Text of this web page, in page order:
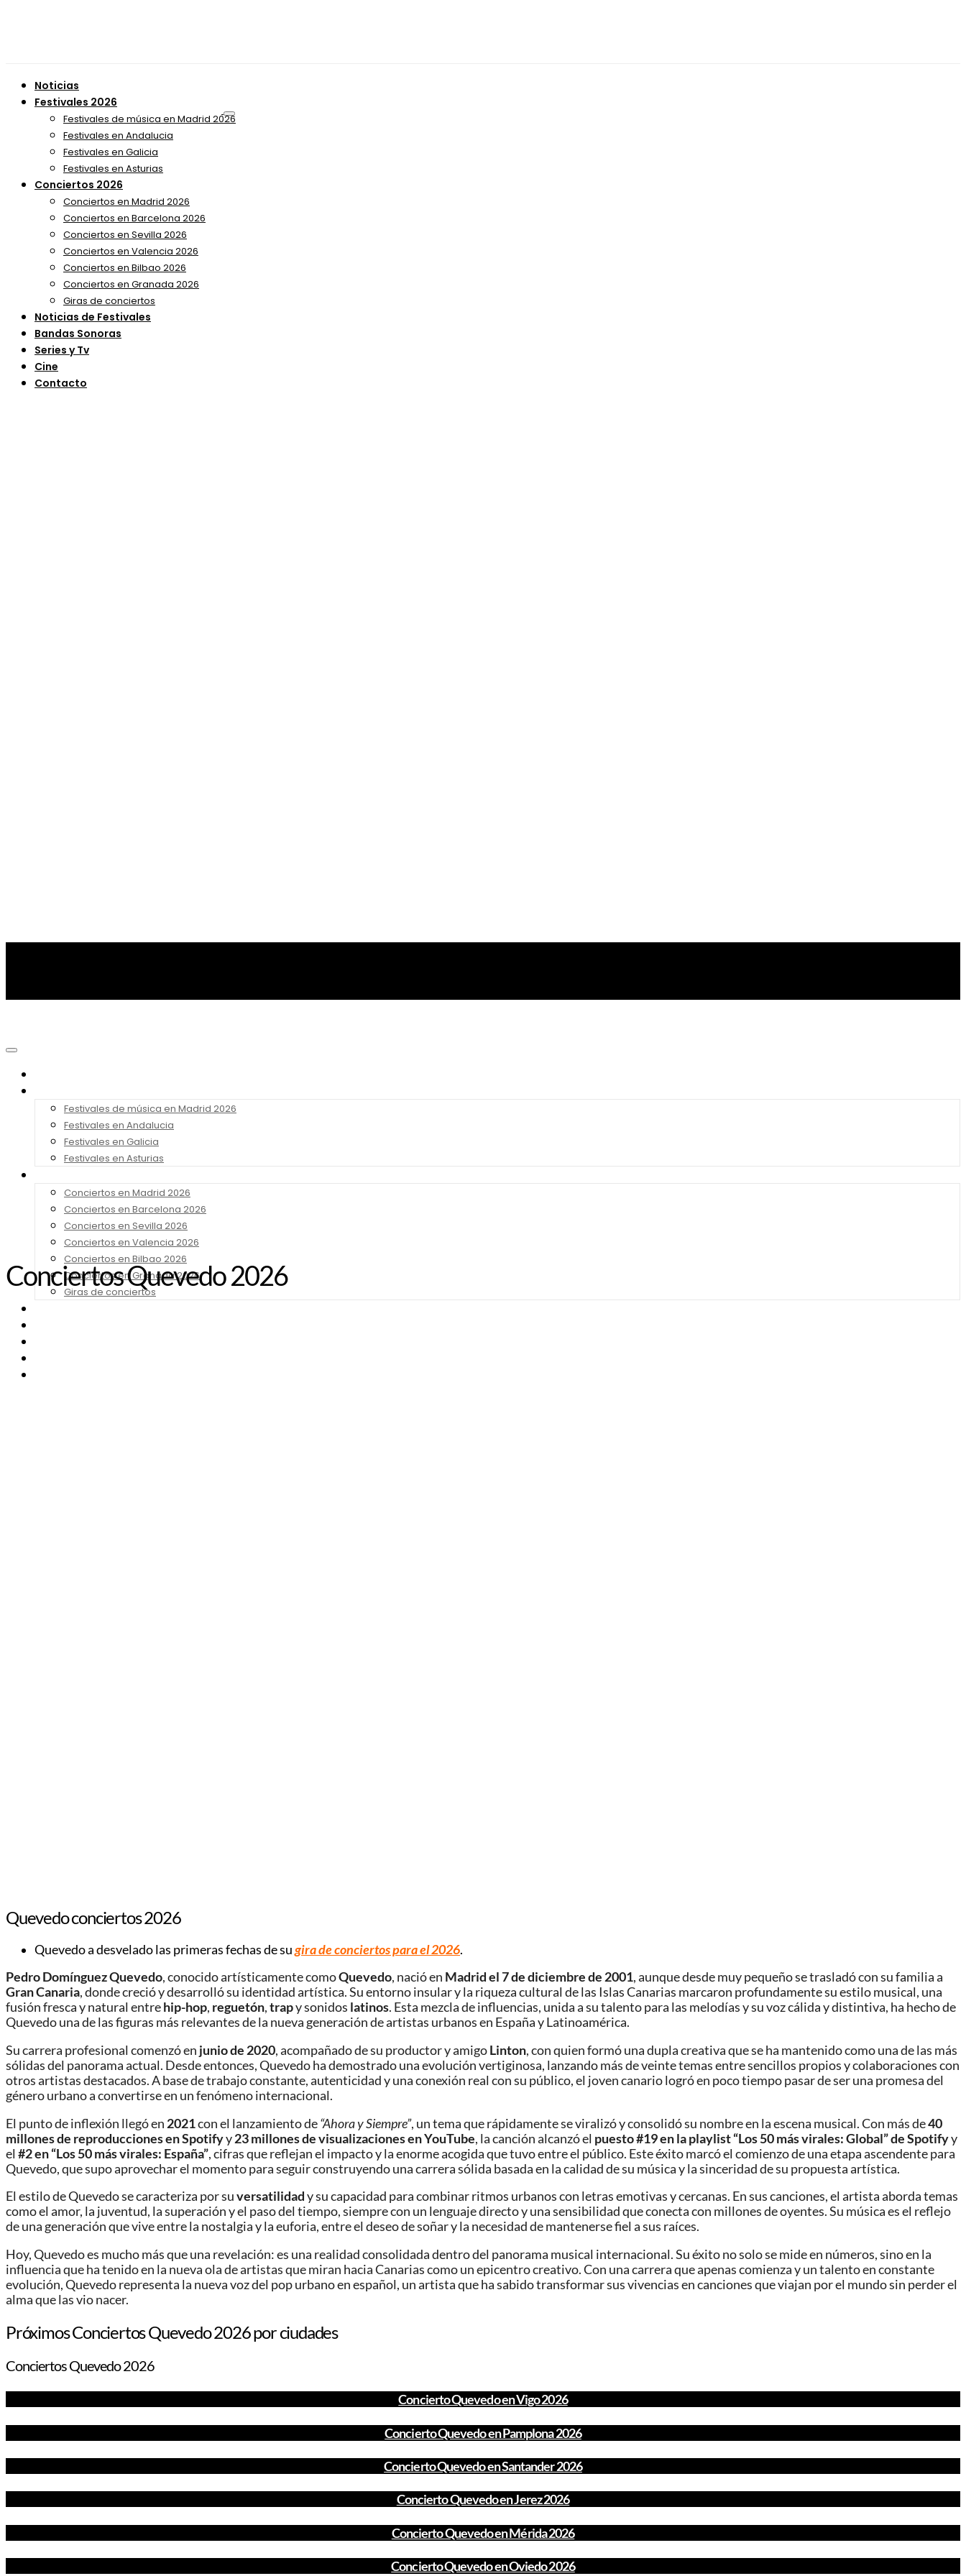
Noticias
Festivales 2026
Festivales de música en Madrid 2026
Festivales en Andalucia
Festivales en Galicia
Festivales en Asturias
Conciertos 2026
Conciertos en Madrid 2026
Conciertos en Barcelona 2026
Conciertos en Sevilla 2026
Conciertos en Valencia 2026
Conciertos en Bilbao 2026
Conciertos en Granada 2026
Giras de conciertos
Noticias de Festivales
Bandas Sonoras
Series y Tv
Cine
Contacto
Festivales de música en Madrid 2026
Festivales en Andalucia
Festivales en Galicia
Festivales en Asturias
Conciertos en Madrid 2026
Conciertos en Barcelona 2026
Conciertos en Sevilla 2026
Conciertos en Valencia 2026
Conciertos en Bilbao 2026
Conciertos en Granada 2026
Giras de conciertos
Conciertos Quevedo 2026
Quevedo conciertos 2026
Quevedo a desvelado las primeras fechas de sugira de conciertos para el 2026.
Pedro Domínguez Quevedo, conocido artísticamente comoQuevedo, nació en Madrid el 7 de diciembre de 2001, aunque desde muy pequeño se trasladó con su familia a
Gran Canaria, donde creció y desarrolló su identidad artística. Su entorno insular y la riqueza cultural de las Islas Canarias marcaron profundamente su estilo musical, una
fusión fresca y natural entrehip-hop, reguetón,trapy sonidos latinos. Esta mezcla de influencias, unida a su talento para las melodías y su voz cálida y distintiva, ha hecho de
Quevedo una de las figuras más relevantes de la nueva generación de artistas urbanos en España y Latinoamérica.
Su carrera profesional comenzó en junio de 2020, acompañado de su productor y amigoLinton, con quien formó una dupla creativa que se ha mantenido como una de las más
sólidas del panorama actual. Desde entonces, Quevedo ha demostrado una evolución vertiginosa, lanzando más de veinte temas entre sencillos propios y colaboraciones con
otros artistas destacados. A base de trabajo constante, autenticidad y una conexión real con su público, el joven canario logró en poco tiempo pasar de ser una promesa del
género urbano a convertirse en un fenómeno internacional.
El punto de inflexión llegó en 2021con el lanzamiento de“Ahora y Siempre”, un tema que rápidamente se viralizó y consolidó su nombre en la escena musical. Con más de40
millones de reproducciones en Spotifyy23 millones de visualizaciones en YouTube, la canción alcanzó el puesto #19 en la playlist “Los 50 más virales: Global” de Spotifyy
el #2 en “Los 50 más virales: España”, cifras que reflejan el impacto y la enorme acogida que tuvo entre el público. Este éxito marcó el comienzo de una etapa ascendente para
Quevedo, que supo aprovechar el momento para seguir construyendo una carrera sólida basada en la calidad de su música y la sinceridad de su propuesta artística.
El estilo de Quevedo se caracteriza por suversatilidady su capacidad para combinar ritmos urbanos con letras emotivas y cercanas. En sus canciones, el artista aborda temas
como el amor, la juventud, la superación y el paso del tiempo, siempre con un lenguaje directo y una sensibilidad que conecta con millones de oyentes. Su música es el reflejo
de una generación que vive entre la nostalgia y la euforia, entre el deseo de soñar y la necesidad de mantenerse fiel a sus raíces.
Hoy, Quevedo es mucho más que una revelación: es una realidad consolidada dentro del panorama musical internacional. Su éxito no solo se mide en números, sino en la
influencia que ha tenido en la nueva ola de artistas que miran hacia Canarias como un epicentro creativo. Con una carrera que apenas comienza y un talento en constante
evolución, Quevedo representa la nueva voz del pop urbano en español, un artista que ha sabido transformar sus vivencias en canciones que viajan por el mundo sin perder el
alma que las vio nacer.
Próximos Conciertos Quevedo 2026 por ciudades
Conciertos Quevedo 2026
Concierto Quevedo en Vigo 2026
Concierto Quevedo en Pamplona 2026
Concierto Quevedo en Santander 2026
Concierto Quevedo en Jerez 2026
Concierto Quevedo en Mérida 2026
Concierto Quevedo en Oviedo 2026